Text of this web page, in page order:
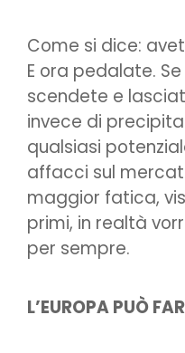
Come si dice:
E ora pedalate.
scendete e
invece di
qualsiasi
affacci sul
maggior fatica,
primi, in realtà
per sempre.
L’EUROPA PUÒ